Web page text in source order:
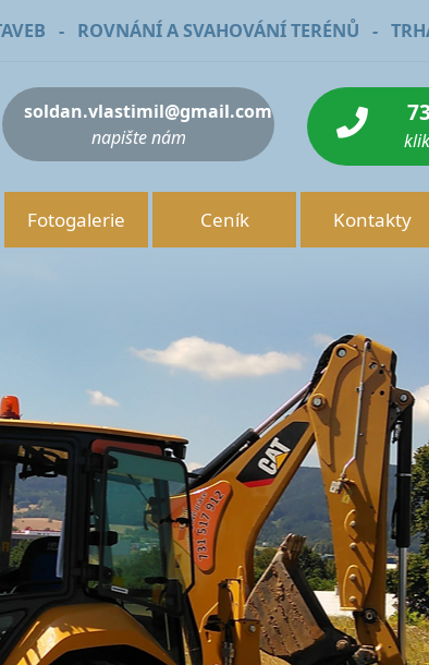
- ROVNÁNÍ A SVAHOVÁNÍ TERÉNŮ -
soldan.vlastimil@gmail.com
napište nám
Fotogalerie Ceník Kontakty